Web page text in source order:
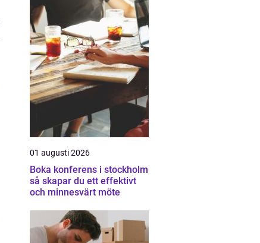
01 augusti 2026
Boka konferens i stockholm
så skapar du ett effektivt
och minnesvärt möte